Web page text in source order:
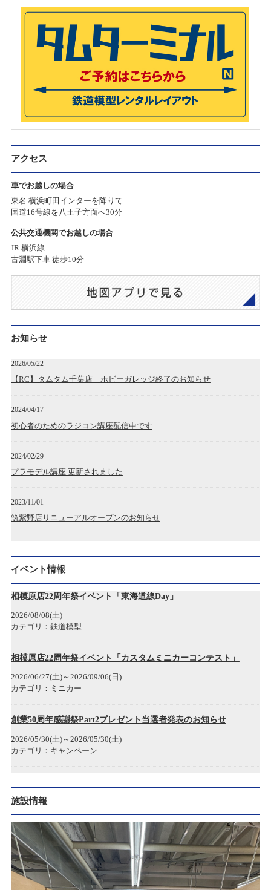
アクセス
車でお越しの場合
東名 横浜町田インターを降りて
国道16号線を八王子方面へ30分
公共交通機関でお越しの場合
JR 横浜線
古淵駅下車 徒歩10分
お知らせ
2026/05/22
【RC】タムタム千葉店 ホビーガレッジ終了のお知らせ
2024/04/17
初心者のためのラジコン講座配信中です
2024/02/29
プラモデル講座 更新されました
2023/11/01
筑紫野店リニューアルオープンのお知らせ
広島アルパーク店 開店のお知らせ
2022/12/19
神戸三宮店開店のお知らせ
年末年始各店舗営業時間のお知らせ
2022/11/22
お詫び
クルクル秋葉原店 臨時休業のお知らせ
2022/05/02
SPARK商品 価格改訂のお知らせ
2022/04/14
ゴールデンウィーク期間中の営業時間変更のお知らせ
イベント情報
相模原店22周年祭イベント「東海道線Day」
2026/08/08(土)
カテゴリ：鉄道模型
相模原店22周年祭イベント「カスタムミニカーコンテスト」
2026/06/27(土)～2026/09/06(日)
カテゴリ：ミニカー
創業50周年感謝祭Part2プレゼント当選者発表のお知らせ
2026/05/30(土)～2026/05/30(土)
カテゴリ：キャンペーン
2026/05/03(日)
カテゴリ：鉄道模型
ありがとう50周年 創業50周年感謝祭Part2開催のお知らせ
2026/04/25(土)～2026/05/25(月)
カテゴリ：キャンペーン
施設情報